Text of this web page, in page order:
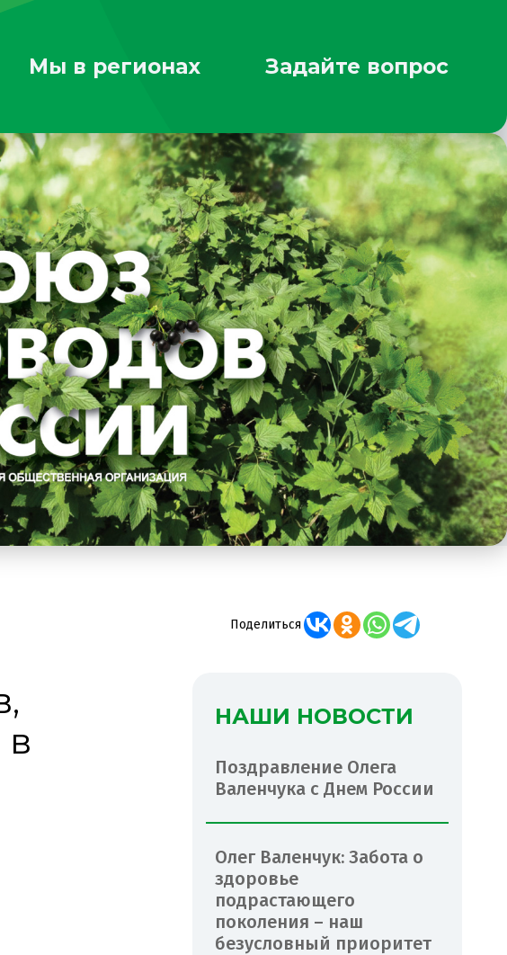
Мы в регионах Задайте вопрос
Поделиться
НАШИ НОВОСТИ
Поздравление Олега
Валенчука с Днем России
Олег Валенчук: Забота о
здоровье
подрастающего
поколения – наш
безусловный приоритет